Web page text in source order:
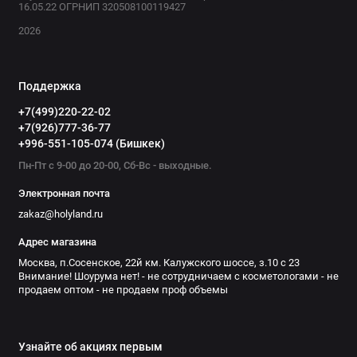
16.05.22 ОГРНИП 320508100119427
2026
Поддержка
+7(499)220-22-02
+7(926)777-36-77
+996-551-105-074 (Бишкек)
Пн-Пт с 9-00 до 20-00, Сб-Вс - выходные.
Электронная почта
zakaz@holyland.ru
Адрес магазина
Москва, п.Сосенское, 22й км. Калужского шоссе, з.10 с 23
Внимание! Шоурума нет! - не сотрудничаем с косметологами - не
продаем оптом - не продаем проф объемы
Узнайте об акциях первым